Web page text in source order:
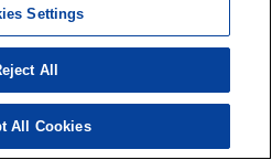
Settings
All
All Cookies